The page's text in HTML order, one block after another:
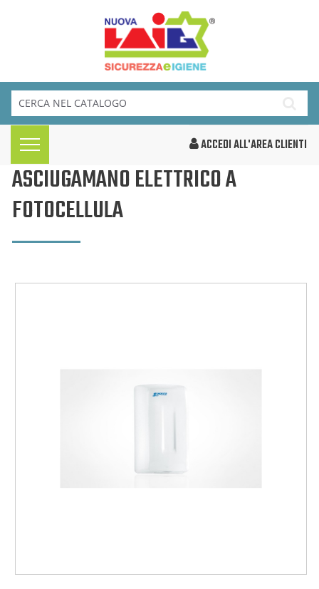
ACCEDI ALL'AREA CLIENTI
ASCIUGAMANO ELETTRICO A
FOTOCELLULA